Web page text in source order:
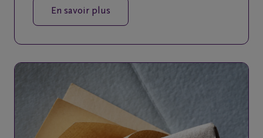
En savoir plus